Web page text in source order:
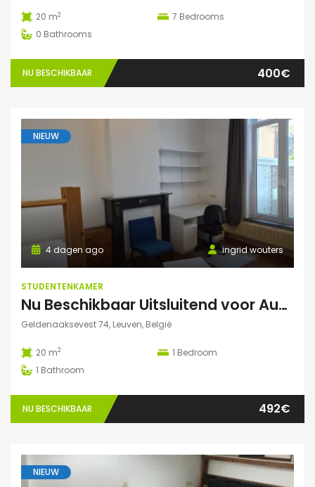
20 m2 7 Bedrooms
0 Bathrooms
NU BESCHIKBAAR 400€
NIEUW
ingrid wouters
4 dagen ago
STUDENTENKAMER
Nu Beschikbaar Uitsluitend voor Augustus 2026 in Leuven
Geldenaaksevest 74, Leuven, België
20 m2 1 Bedroom
1 Bathroom
NU BESCHIKBAAR 492€
NIEUW